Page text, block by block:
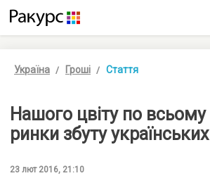
Україна Гроші Стаття
Нашого цвіту по всьому
ринки збуту
23 лют 2016, 21:10